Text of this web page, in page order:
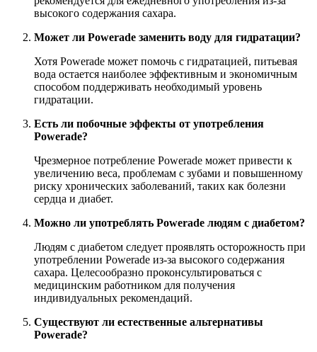
высокого содержания сахара.
Может ли Powerade заменить воду для гидратации?
Хотя Powerade может помочь с гидратацией, питьевая
вода остается наиболее эффективным и экономичным
способом поддерживать необходимый уровень
гидратации.
Есть ли побочные эффекты от употребления
Powerade?
Чрезмерное потребление Powerade может привести к
увеличению веса, проблемам с зубами и повышенному
риску хронических заболеваний, таких как болезни
сердца и диабет.
Можно ли употреблять Powerade людям с диабетом?
Людям с диабетом следует проявлять осторожность при
употреблении Powerade из-за высокого содержания
сахара. Целесообразно проконсультироваться с
медицинским работником для получения
индивидуальных рекомендаций.
Существуют ли естественные альтернативы
Powerade?